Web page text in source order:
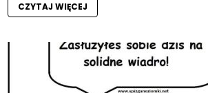
CZYTAJ WIĘCEJ